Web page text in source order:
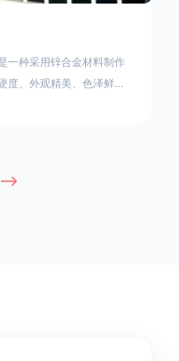
一种采用锌合金材料制作
度、外观精美、色泽鲜艳
。
>